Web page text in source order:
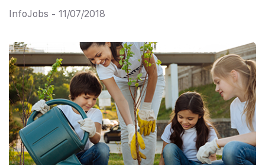
InfoJobs - 11/07/2018